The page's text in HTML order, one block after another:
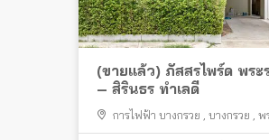
(ขายแล้ว) ภัสสรไพร์ด พระ
– สิรินธร ทำเลดี
การไฟฟ้า บางกรวย บางกรวย
พ
5 , วัดชลอ , ถนนบางกรวย ไทรน้อย